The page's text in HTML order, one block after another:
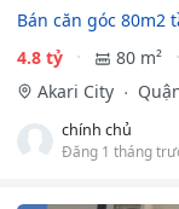
Bán căn góc 80m2
4.8 tỷ
80 m²
Akari City
chính chủ
Đăng 1 tháng